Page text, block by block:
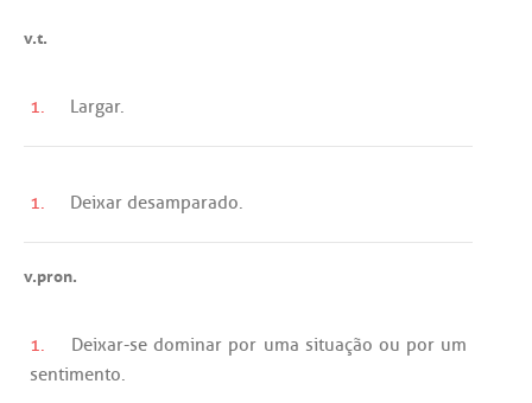
v.t.
1. Largar.
1. Deixar desamparado.
v.pron.
1. Deixar-se dominar por uma situação ou por um
sentimento.